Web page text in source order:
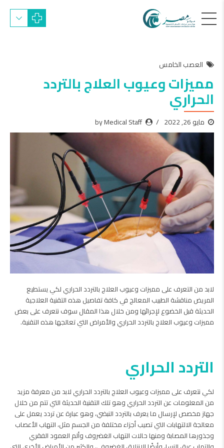
العصب الخامس
مميزات وعيوب العلاج بالتردد
الحراري
مايو 26, 2022 by Medical Staff
لابد من التعرف على مميزات وعيوب العلاج بالتردد الحراري لكي يستطيع
المريض مناقشة الطبيب المعالج في كافة تفاصيل هذه التقنية العلاجية
الحديثة قبل الخضوع لإجرائها ومن خلال هذا المقال سوف نتعرف على بعض
مميزات وعيوب العلاج بالتردد الحراري والأمراض التي تعالجها هذه التقنية.
التردد الحراري
لكي نتعرف على مميزات وعيوب العلاج بالتردد الحراري لابد من معرفة مزيد
من المعلومات عن التردد الحراري وهو تلك التقنية الحديثة التي تتم من خلال
جهاز مخصص لإرسال ما يعرف بالتردد النبضي، وهو عبارة عن تردد يعمل على
معالجة الالتهابات التي تصيب أجزاء مختلفة من الجسم مثل، التهاب الأعصاب
وجذورها المصابة ومنها حالات التهاب الغضروف وألم العمود الفقري